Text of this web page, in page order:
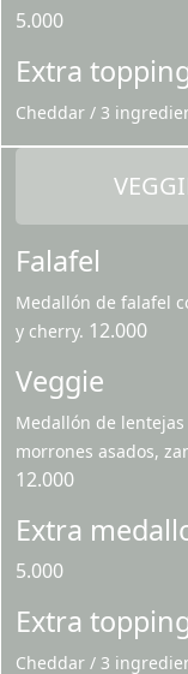
5.000
Extra
Cheddar / 3
Falafel
Medallón de falafel
y cherry. 12.000
Veggie
Medallón de
morrones asados,
12.000
Extra
5.000
Extra
Cheddar / 3